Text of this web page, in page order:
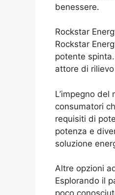
benessere.
Rockstar
Rockstar
potente
attore di
L’impegno
consumatori
requisiti di
potenza e
soluzione
Altre opzioni
Esplorando il